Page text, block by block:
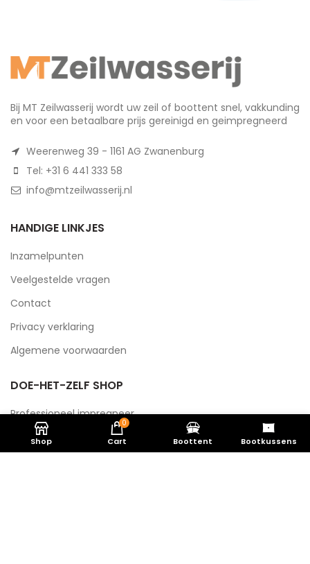
Bij MT Zeilwasserij wordt uw zeil of boottent snel, vakkunding
en voor een betaalbare prijs gereinigd en geimpregneerd
Weerenweg 39 - 1161 AG Zwanenburg
Tel: +31 6 441 333 58
info@mtzeilwasserij.nl
HANDIGE LINKJES
Inzamelpunten
Veelgestelde vragen
Contact
Privacy verklaring
Algemene voorwaarden
DOE-HET-ZELF SHOP
Professioneel impregneer
Professioneel doekreiniger
Shop
0
Cart Boottent Bootkussens